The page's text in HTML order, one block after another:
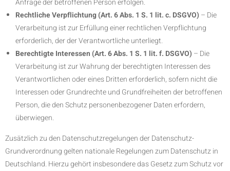
Anfrage der betroffenen Person erfolgen.
Rechtliche Verpflichtung (Art. 6 Abs. 1 S. 1 lit. c. DSGVO) – Die
Verarbeitung ist zur Erfüllung einer rechtlichen Verpflichtung
erforderlich, der der Verantwortliche unterliegt.
Berechtigte Interessen (Art. 6 Abs. 1 S. 1 lit. f. DSGVO) – Die
Verarbeitung ist zur Wahrung der berechtigten Interessen des
Verantwortlichen oder eines Dritten erforderlich, sofern nicht die
Interessen oder Grundrechte und Grundfreiheiten der betroffenen
Person, die den Schutz personenbezogener Daten erfordern,
überwiegen.
Zusätzlich zu den Datenschutzregelungen der Datenschutz-
Grundverordnung gelten nationale Regelungen zum Datenschutz in
Deutschland. Hierzu gehört insbesondere das Gesetz zum Schutz vor